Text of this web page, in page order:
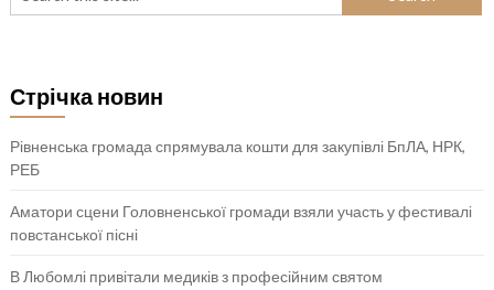
Стрічка новин
Рівненська громада спрямувала кошти для закупівлі БпЛА, НРК,
РЕБ
Аматори сцени Головненської громади взяли участь у фестивалі
повстанської пісні
В Любомлі привітали медиків з професійним святом